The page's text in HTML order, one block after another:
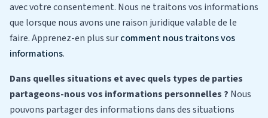
avec votre consentement. Nous ne traitons vos informations
que lorsque nous avons une raison juridique valable de le
faire. Apprenez-en plus surcomment nous traitons vos
informations.
Dans quelles situations et avec quels types de parties
partageons-nous vos informations personnelles ? Nous
pouvons partager des informations dans des situations